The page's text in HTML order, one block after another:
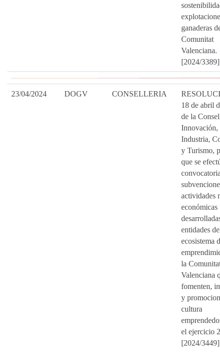
ganaderas
Comunitat
Valenciana.
[2024/3389]
23/04/2024 DOGV CONSELLERIA
18 de abril
de la
Innovación,
Industria,
y Turismo,
que se
actividades
económicas
entidades
ecosistema
la
Valenciana
fomenten,
y
cultura
el ejercicio
[2024/3449]